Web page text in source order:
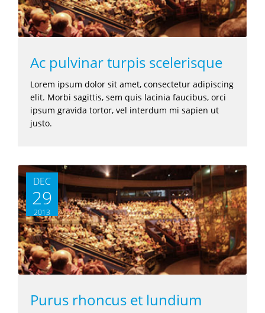
Ac pulvinar turpis scelerisque
Lorem ipsum dolor sit amet, consectetur adipiscing
elit. Morbi sagittis, sem quis lacinia faucibus, orci
ipsum gravida tortor, vel interdum mi sapien ut
justo.
DEC
29
2013
Purus rhoncus et lundium